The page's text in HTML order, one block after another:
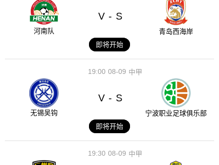
河南队
V - S
青岛西海岸
即将开始
08-09
19:00 中甲
无锡吴钩
V - S
宁波职业足球俱乐部
即将开始
08-09
19:30 中甲